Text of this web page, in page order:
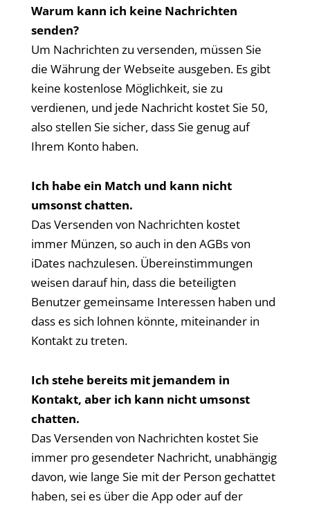
Warum kann ich keine Nachrichten
senden?
Um Nachrichten zu versenden, müssen Sie
die Währung der Webseite ausgeben. Es gibt
keine kostenlose Möglichkeit, sie zu
verdienen, und jede Nachricht kostet Sie 50,
also stellen Sie sicher, dass Sie genug auf
Ihrem Konto haben.
Ich habe ein Match und kann nicht
umsonst chatten.
Das Versenden von Nachrichten kostet
immer Münzen, so auch in den AGBs von
iDates nachzulesen. Übereinstimmungen
weisen darauf hin, dass die beteiligten
Benutzer gemeinsame Interessen haben und
dass es sich lohnen könnte, miteinander in
Kontakt zu treten.
Ich stehe bereits mit jemandem in
Kontakt, aber ich kann nicht umsonst
chatten.
Das Versenden von Nachrichten kostet Sie
immer pro gesendeter Nachricht, unabhängig
davon, wie lange Sie mit der Person gechattet
haben, sei es über die App oder auf der